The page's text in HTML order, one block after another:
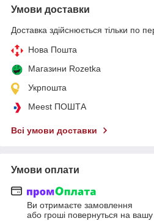
Умови доставки
Доставка здійснюється тільки по
Нова Пошта
Магазини Rozetka
Укрпошта
Meest ПОШТА
Всі умови доставки
Умови оплати
Ви отримаєте замовлення
або гроші повернуться на вашу